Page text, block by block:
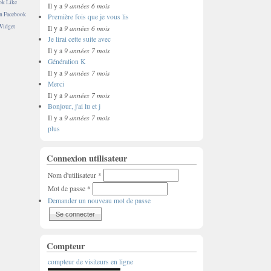
Like
Facebook
Il y a 9 années 6 mois
Première fois que je vous lis
Il y a 9 années 6 mois
Je lirai cette suite avec
Il y a 9 années 7 mois
Génération K
Il y a 9 années 7 mois
Merci
Il y a 9 années 7 mois
Bonjour, j'ai lu et j
Il y a 9 années 7 mois
plus
Connexion utilisateur
Nom d'utilisateur *
Mot de passe *
Demander un nouveau mot de passe
Compteur
compteur de visiteurs en ligne